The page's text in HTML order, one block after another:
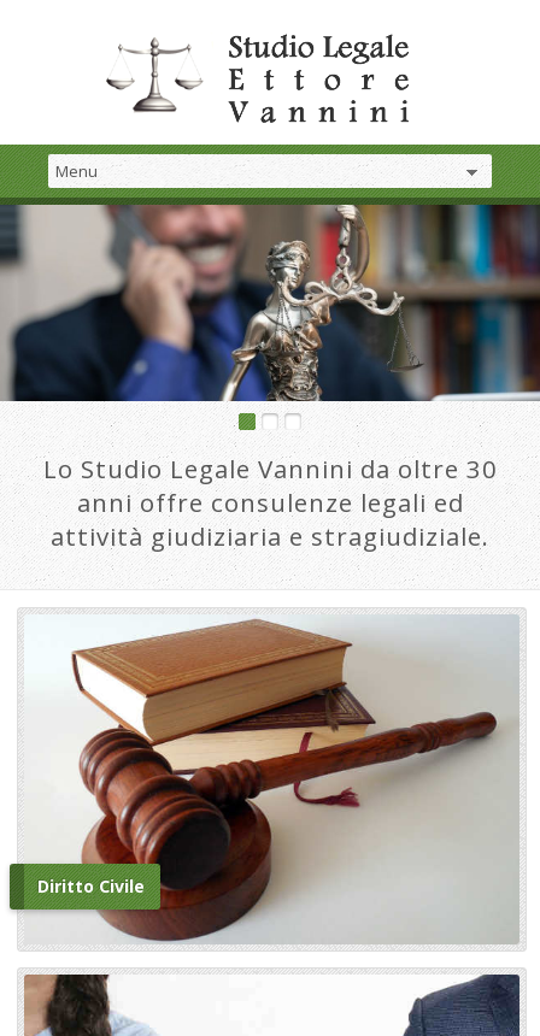
Lo Studio Legale Vannini da oltre 30
anni offre consulenze legali ed
attività giudiziaria e stragiudiziale.
Diritto Civile